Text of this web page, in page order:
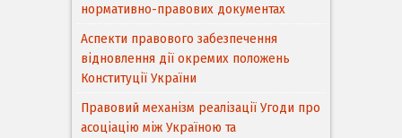
нормативно-правових документах
Аспекти правового забезпечення
відновлення дії окремих положень
Конституції України
Правовий механізм реалізації Угоди про
асоціацію між Україною та